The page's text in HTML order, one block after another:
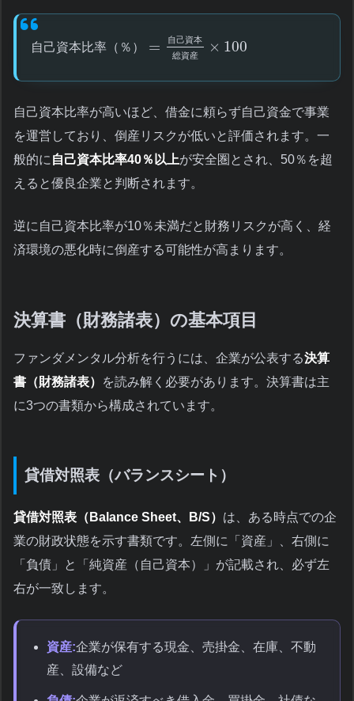
自己資本比率 （ ％ ） = 自己資本
総資産
× 100
自己資本比率が高いほど、借金に頼らず自己資金で事業
を運営しており、倒産リスクが低いと評価されます。一
般的に 自己資本比率40％以上が安全圏とされ、50％を超
えると優良企業と判断されます。
逆に自己資本比率が10％未満だと財務リスクが高く、経
済環境の悪化時に倒産する可能性が高まります。
決算書（財務諸表）の基本項目
ファンダメンタル分析を行うには、企業が公表する決算
書（財務諸表）
を読み解く必要があります。決算書は主
に3つの書類から構成されています。
貸借対照表（バランスシート）
貸借対照表（Balance Sheet、B/S） は、ある時点での企
業の財政状態を示す書類です。左側に「資産」、右側に
「負債」と「純資産（自己資本）」が記載され、必ず左
右が一致します。
資産:企業が保有する現金、売掛金、在庫、不動
産、設備など